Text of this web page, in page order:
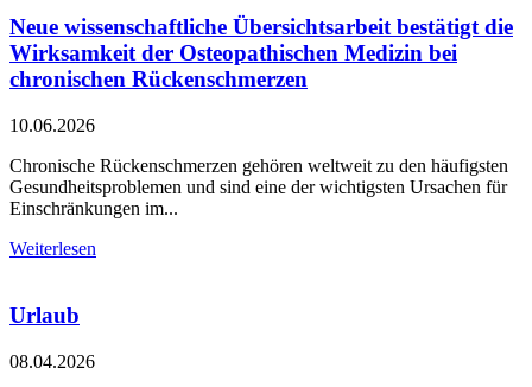
Neue wissenschaftliche Übersichtsarbeit bestätigt die
Wirksamkeit der Osteopathischen Medizin bei
chronischen Rückenschmerzen
10.06.2026
Chronische Rückenschmerzen gehören weltweit zu den häufigsten
Gesundheitsproblemen und sind eine der wichtigsten Ursachen für
Einschränkungen im...
Weiterlesen
Urlaub
08.04.2026